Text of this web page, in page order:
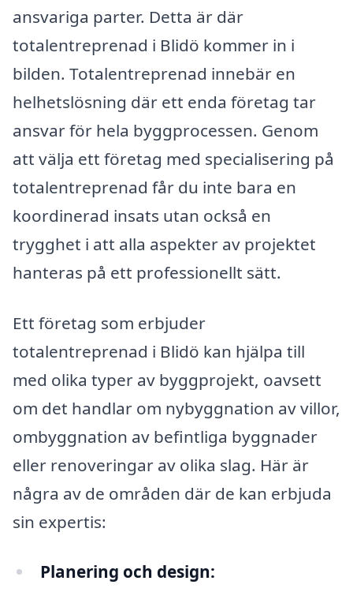
ansvariga parter. Detta är där
totalentreprenad i Blidö kommer in i
bilden. Totalentreprenad innebär en
helhetslösning där ett enda företag tar
ansvar för hela byggprocessen. Genom
att välja ett företag med specialisering på
totalentreprenad får du inte bara en
koordinerad insats utan också en
trygghet i att alla aspekter av projektet
hanteras på ett professionellt sätt.
Ett företag som erbjuder
totalentreprenad i Blidö kan hjälpa till
med olika typer av byggprojekt, oavsett
om det handlar om nybyggnation av villor,
ombyggnation av befintliga byggnader
eller renoveringar av olika slag. Här är
några av de områden där de kan erbjuda
sin expertis:
Planering och design: